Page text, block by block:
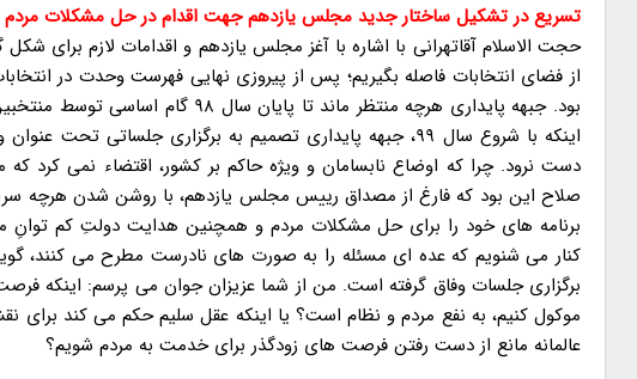
تسریع در تشکیل ساختار جدید مجلس یازدهم جهت اقدام در حل مشکلات مردم
حجت الاسلام آقاتهرانی با اشاره با آغز مجلس یازدهم و اقدامات لازم برای
از فضای انتخابات فاصله بگیریم؛ پس از پیروزی نهایی فهرست وحدت در
بود. جبهه پایداری هرچه منتظر ماند
اینکه با شروع سال ۹۹، جبهه پایداری تصمیم به برگزاری
دست نرود. چرا که اوضاع نابسامان و ویژه حاکم بر کشور، اقتضاء نمی کرد
صلاح این بود که فارغ از مصداق رییس مجلس یازدهم، با روشن شدن هرچه
برنامه های خود را برای حل مشکلات مردم و همچنین هدایت دولتِ کم توانِ
کنار می شنویم که عده ای مسئله را به صورت های نادرست مطرح می کنند،
برگزاری جلسات وفاق گرفته است. من از شما عزیزان جوان می پرسم: اینکه
موکول کنیم، به نفع مردم و نظام است؟ یا اینکه عقل سلیم حکم می کند برای
عالمانه مانع از دست رفتن فرصت های زودگذر برای خدمت به مردم شویم؟